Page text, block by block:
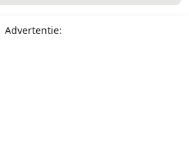
Advertentie: